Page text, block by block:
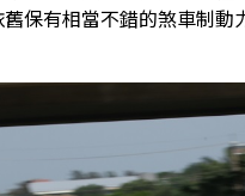
保有相當不錯的煞車制